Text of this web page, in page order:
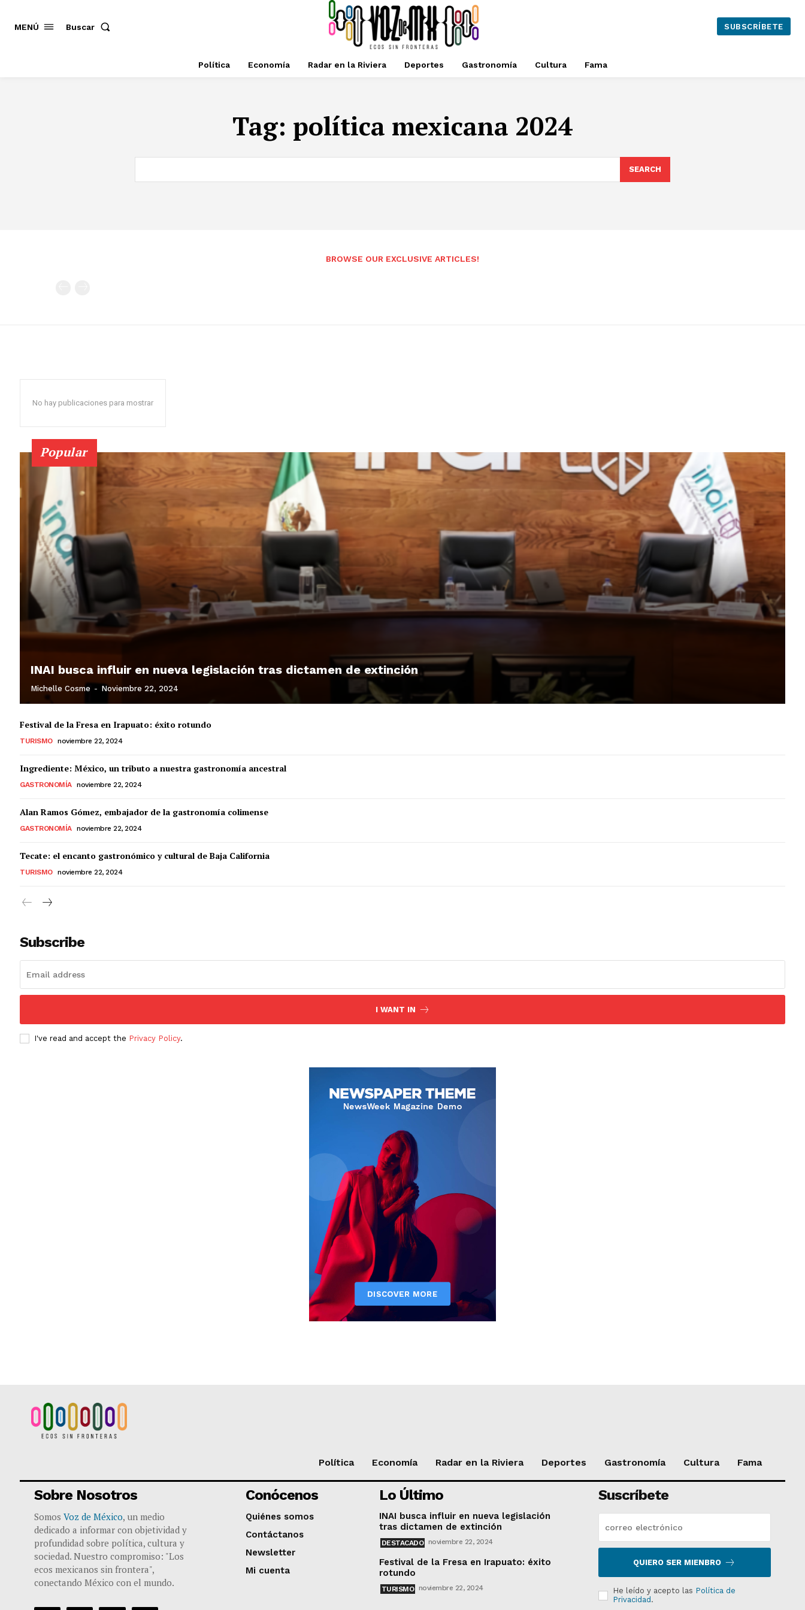
MENÚ Buscar SUBSCRÍBETE
Política Economía Radar en la Riviera Deportes Gastronomía Cultura Fama
Tag: política mexicana 2024
SEARCH
BROWSE OUR EXCLUSIVE ARTICLES!
No hay publicaciones para mostrar
Popular
INAI busca influir en nueva legislación tras dictamen de extinción
Michelle Cosme - Noviembre 22, 2024
Festival de la Fresa en Irapuato: éxito rotundo
TURISMO noviembre 22, 2024
Ingrediente: México, un tributo a nuestra gastronomía ancestral
GASTRONOMÍA noviembre 22, 2024
Alan Ramos Gómez, embajador de la gastronomía colimense
GASTRONOMÍA noviembre 22, 2024
Tecate: el encanto gastronómico y cultural de Baja California
TURISMO noviembre 22, 2024
Subscribe
I WANT IN
I've read and accept the Privacy Policy.
Política Economía Radar en la Riviera Deportes Gastronomía Cultura Fama
Sobre Nosotros
Somos Voz de México, un medio
dedicado a informar con objetividad y
profundidad sobre política, cultura y
sociedad. Nuestro compromiso: "Los
ecos mexicanos sin frontera",
conectando México con el mundo.
Conócenos
Quiénes somos
Contáctanos
Newsletter
Mi cuenta
Lo Último
INAI busca influir en nueva legislación
tras dictamen de extinción
DESTACADO noviembre 22, 2024
Festival de la Fresa en Irapuato: éxito
rotundo
TURISMO noviembre 22, 2024
Suscríbete
QUIERO SER MIENBRO
He leído y acepto las Política de
Privacidad .